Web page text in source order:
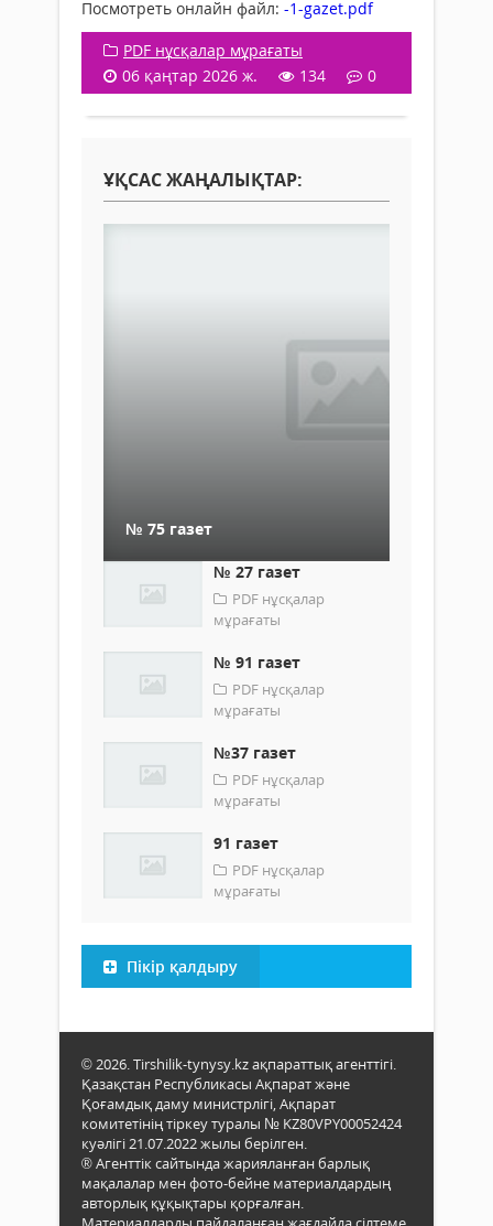
Посмотреть онлайн файл: -1-gazet.pdf
PDF нұсқалар мұрағаты
06 қаңтар 2026 ж.
134 0
ҰҚСАС ЖАҢАЛЫҚТАР:
№ 75 газет
№ 27 газет
PDF нұсқалар
мұрағаты
№ 91 газет
PDF нұсқалар
мұрағаты
№37 газет
PDF нұсқалар
мұрағаты
91 газет
PDF нұсқалар
мұрағаты
Пікір қалдыру
© 2026. Tirshilik-tynysy.kz ақпараттық агенттігі.
Қазақстан Республикасы Ақпарат және
Қоғамдық даму министрлігі, Ақпарат
комитетінің тіркеу туралы № KZ80VPY00052424
куәлігі 21.07.2022 жылы берілген.
® Агенттік сайтында жарияланған барлық
мақалалар мен фото-бейне материалдардың
авторлық құқықтары қорғалған.